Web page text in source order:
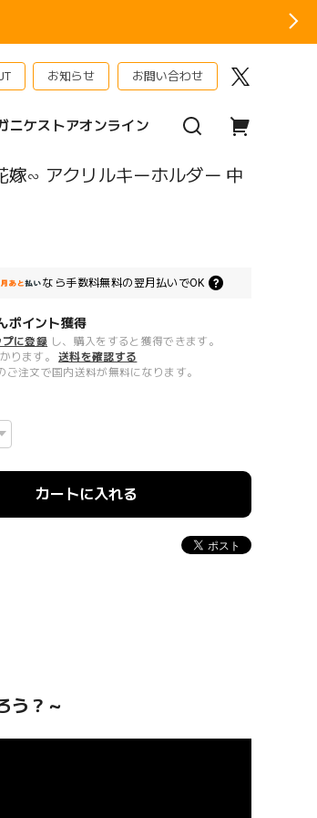
お知らせ お問い合わせ
ニケストアオンライン
嫁∽ アクリルキーホルダー 中
なら手数料無料の 翌月払いでOK
ポイント獲得
に登録 し、購入をすると獲得できます。
ります。
送料を確認する
注文で国内送料が無料になります。
カートに入れる
う？～